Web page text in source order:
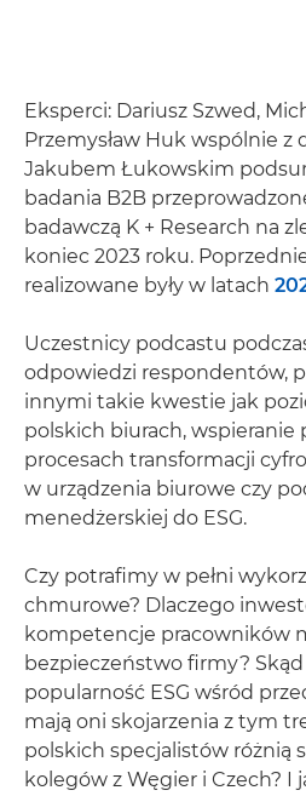
Eksperci: Dariusz Szwed,
Przemysław Huk wspólnie z
Jakubem Łukowskim
badania B2B
badawczą K + Research na
koniec 2023 roku.
realizowane były w latach
Uczestnicy podcastu
odpowiedzi respondentów,
innymi takie kwestie jak
polskich biurach, wspieranie
procesach transformacji
w urządzenia biurowe czy
menedżerskiej do ESG.
Czy potrafimy w pełni
chmurowe? Dlaczego
kompetencje pracowników
bezpieczeństwo firmy? Skąd
popularność ESG wśród
mają oni skojarzenia z tym
polskich specjalistów różnią
kolegów z Węgier i Czech? I